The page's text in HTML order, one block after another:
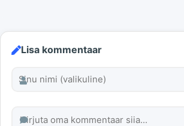
Lisa kommentaar